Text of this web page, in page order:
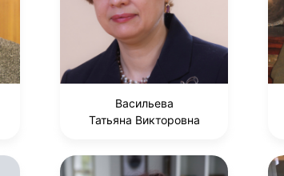
Васильева
Татьяна Викторовна